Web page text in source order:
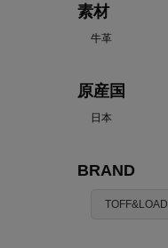
素材
牛革
原産国
日本
BRAND